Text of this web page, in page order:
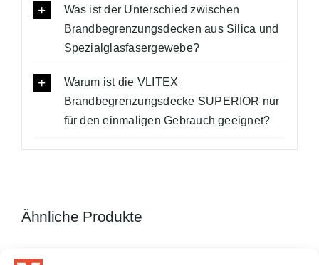
Was ist der Unterschied zwischen
Brandbegrenzungsdecken aus Silica und
Spezialglasfasergewebe?
Warum ist die VLITEX
Brandbegrenzungsdecke SUPERIOR nur
für den einmaligen Gebrauch geeignet?
Ähnliche Produkte